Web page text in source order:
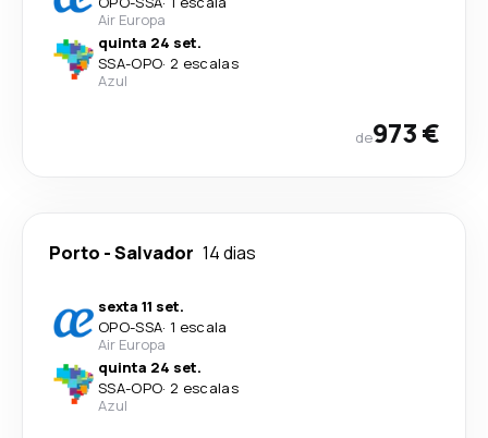
Air Europa
quinta 24 set.
SSA-OPO· 2 escalas
Azul
de973 €
Porto -Salvador 14 dias
sexta 11 set.
OPO-SSA· 1 escala
Air Europa
quinta 24 set.
SSA-OPO· 2 escalas
Azul